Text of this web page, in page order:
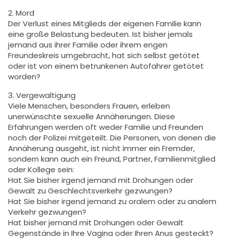
2. Mord
Der Verlust eines Mitglieds der eigenen Familie kann
eine große Belastung bedeuten. Ist bisher jemals
jemand aus ihrer Familie oder ihrem engen
Freundeskreis umgebracht, hat sich selbst getötet
oder ist von einem betrunkenen Autofahrer getötet
worden?
3. Vergewaltigung
Viele Menschen, besonders Frauen, erleben
unerwünschte sexuelle Annäherungen. Diese
Erfahrungen werden oft weder Familie und Freunden
noch der Polizei mitgeteilt. Die Personen, von denen die
Annäherung ausgeht, ist nicht immer ein Fremder,
sondern kann auch ein Freund, Partner, Familienmitglied
oder Kollege sein:
Hat Sie bisher irgend jemand mit Drohungen oder
Gewalt zu Geschlechtsverkehr gezwungen?
Hat Sie bisher irgend jemand zu oralem oder zu analem
Verkehr gezwungen?
Hat bisher jemand mit Drohungen oder Gewalt
Gegenstände in Ihre Vagina oder Ihren Anus gesteckt?